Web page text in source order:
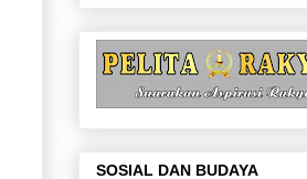
SOSIAL DAN BUDAYA